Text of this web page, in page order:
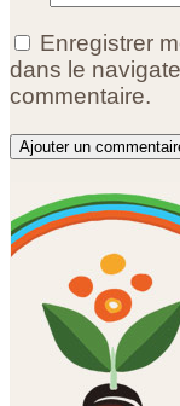
Enregistrer
dans le
commentaire.